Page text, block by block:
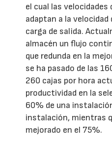
el cual las velocidades
adaptan a la velocidad
carga de salida.
almacén un flujo
que redunda en la
se ha pasado de las
260 cajas por hora
productividad en la
60% de una
instalación, mientras
mejorado en el 75%.